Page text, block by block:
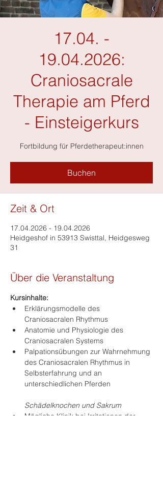
17.04. -
19.04.2026:
Craniosacrale
Therapie am Pferd
- Einsteigerkurs
Fortbildung für Pferdetherapeut:innen
Buchen
Zeit & Ort
17.04.2026 - 19.04.2026
Heidgeshof in 53913 Swisttal, Heidgesweg
31
Über die Veranstaltung
Kursinhalte:
Erklärungsmodelle des
Craniosacralen Rhythmus
Anatomie und Physiologie des
Craniosacralen Systems
Palpationsübungen zur Wahrnehmung
des Craniosacralen Rhythmus in
Selbsterfahrung und an
unterschiedlichen Pferden
Schädelknochen und Sakrum
Mögliche Klinik bei Irritationen der